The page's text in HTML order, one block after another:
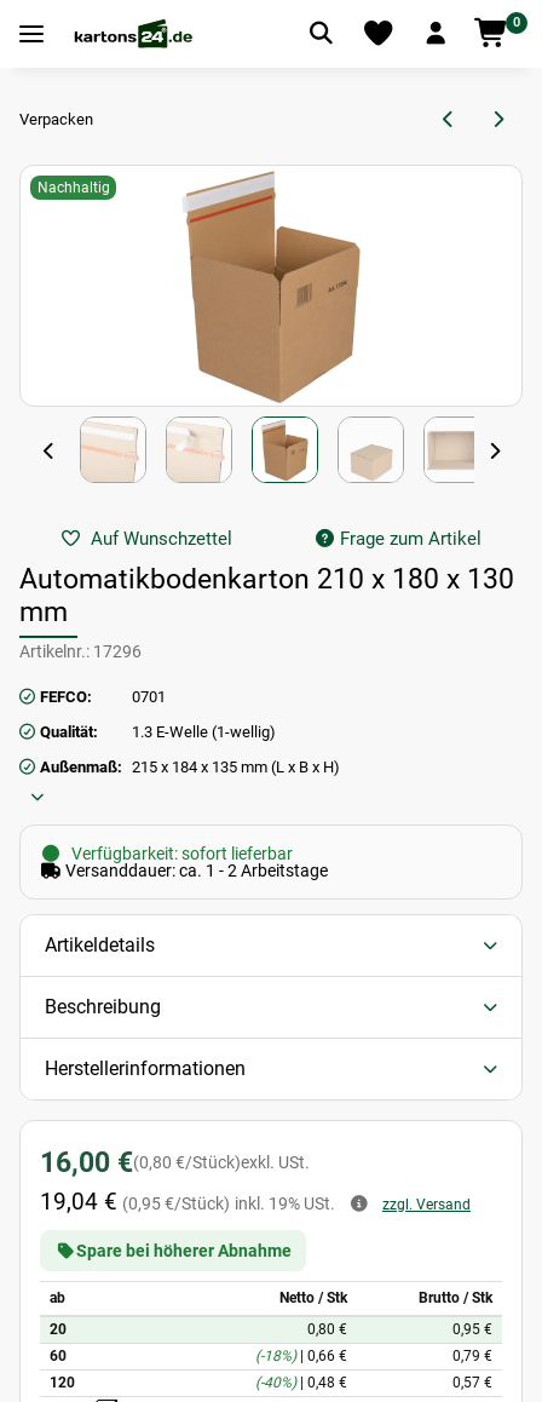
0
Verpacken
Nachhaltig
Auf Wunschzettel Frage zum Artikel
Automatikbodenkarton 210 x 180 x 130
mm
Artikelnr.: 17296
FEFCO:
0701
Qualität:
1.3 E-Welle (1-wellig)
Außenmaß: 215 x 184 x 135 mm (L x B x H)
Verfügbarkeit: sofort lieferbar
Versanddauer: ca. 1 - 2 Arbeitstage
Artikeldetails
Beschreibung
Herstellerinformationen
16,00 €(0,80 €/Stück)exkl. USt.
19,04 € (0,95 €/Stück) inkl. 19% USt. zzgl. Versand
Spare bei höherer Abnahme
ab Netto / Stk
Brutto / Stk
20
0,80 €
0,95 €
60
(-18%) 0,66 €
0,79 €
120
(-40%) 0,48 €
0,57 €